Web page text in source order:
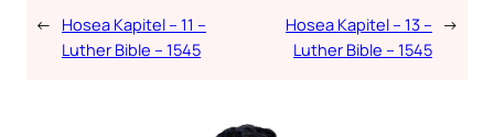
← Hosea Kapitel – 11 –
Luther Bible – 1545
Hosea Kapitel – 13 –
Luther Bible – 1545
→